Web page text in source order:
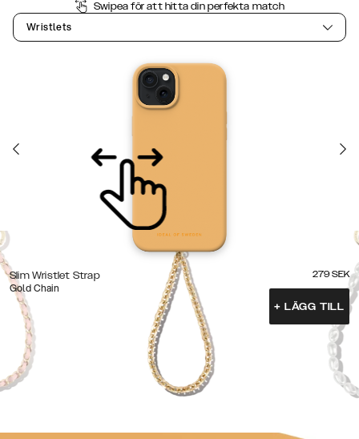
Swipea för att hitta din perfekta match
Wristlets
Slim Wristlet Strap
Gold Chain
279 SEK
+ LÄGG TILL